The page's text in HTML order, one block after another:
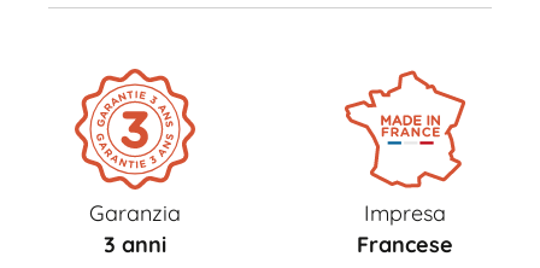
Garanzia
3 anni
Impresa
Francese